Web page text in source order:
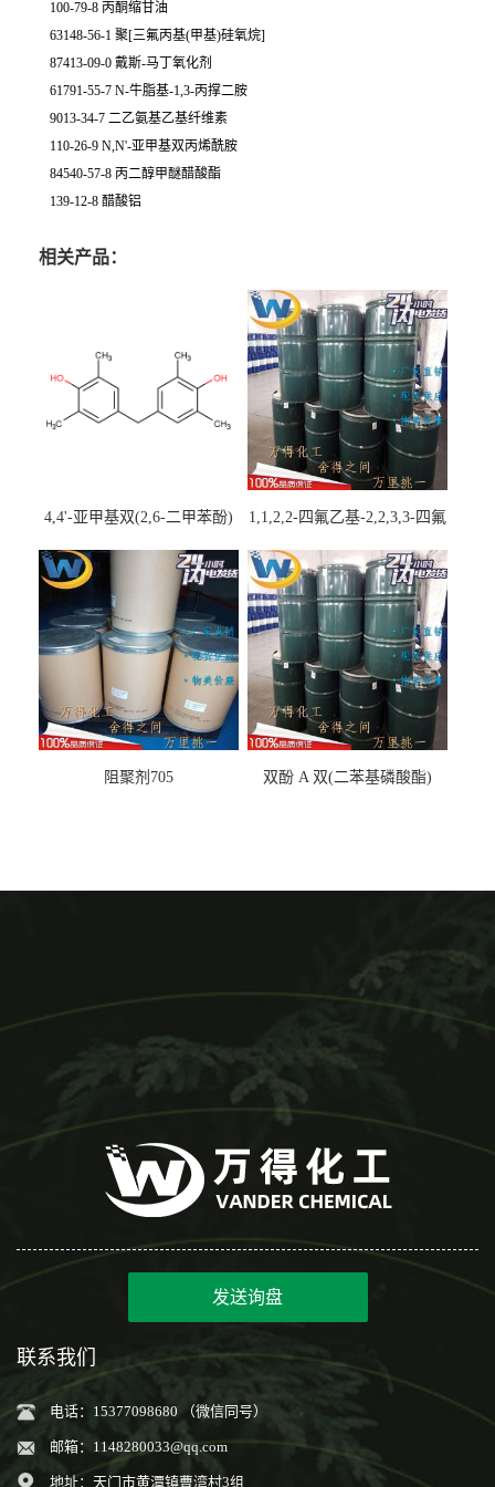
100-79-8 丙酮缩甘油
63148-56-1 聚[三氟丙基(甲基)硅氧烷]
87413-09-0 戴斯-马丁氧化剂
61791-55-7 N-牛脂基-1,3-丙撑二胺
9013-34-7 二乙氨基乙基纤维素
110-26-9 N,N'-亚甲基双丙烯酰胺
84540-57-8 丙二醇甲醚醋酸酯
139-12-8 醋酸铝
相关产品：
4,4'-亚甲基双(2,6-二甲苯酚)
1,1,2,2-四氟乙基-2,2,3,3-四氟
阻聚剂705 双酚 A 双(二苯基磷酸酯)
发送询盘
联系我们
电话：15377098680 （微信同号）
邮箱： 1148280033@qq.com
地址：天门市黄潭镇曹湾村3组